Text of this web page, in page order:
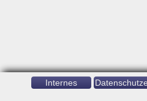
Internes